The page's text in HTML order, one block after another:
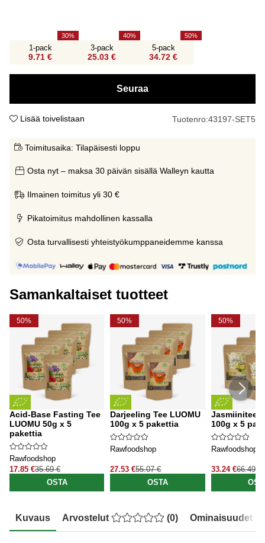
1-pack
9.71 €
30
3-pack
25.03 €
40
5-pack
34.72 €
50
Seuraa
Lisää toivelistaan Tuotenro:43197-SET5
Toimitusaika: Tilapäisesti loppu
Osta nyt – maksa 30 päivän sisällä Walleyn kautta
Ilmainen toimitus yli 30 €
Pikatoimitus mahdollinen kassalla
Osta turvallisesti yhteistyökumppaneidemme kanssa
Samankaltaiset tuotteet
50%
Acid-Base Fasting Tee
LUOMU 50g x 5
pakettia
Rawfoodshop
17.85 €35.69 €
OSTA
50%
Darjeeling Tee LUOMU
100g x 5 pakettia
Rawfoodshop
27.53 €55.07 €
OSTA
50%
Jasmiinitee
100g x 5
Rawfoodshop
33.24 €66.49 €
Kuvaus Arvostelut (0) Ominaisuudet